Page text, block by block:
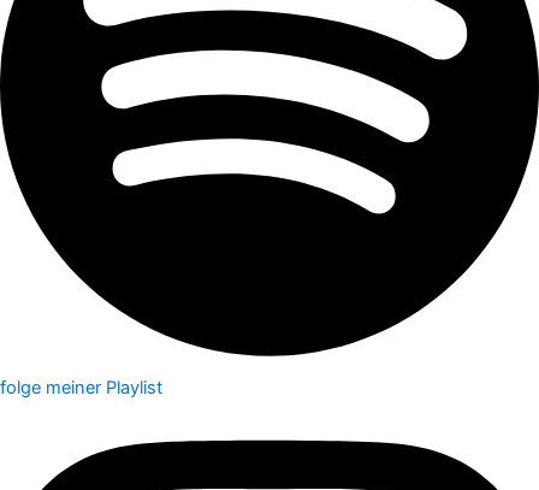
folge meiner Playlist